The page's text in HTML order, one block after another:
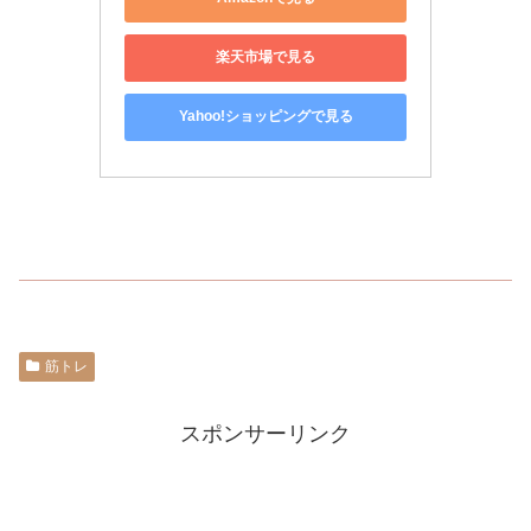
楽天市場で見る
Yahoo!ショッピングで見る
筋トレ
スポンサーリンク